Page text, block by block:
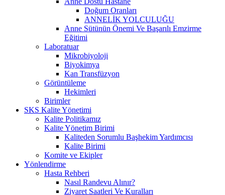
Doğum Oranları
ANNELİK YOLCULUĞU
Anne Sütünün Önemi Ve Başarılı Emzirme
Eğitimi
Laboratuar
Mikrobiyoloji
Biyokimya
Kan Transfüzyon
Görüntüleme
Hekimleri
Birimler
SKS Kalite Yönetimi
Kalite Politikamız
Kalite Yönetim Birimi
Kaliteden Sorumlu Başhekim Yardımcısı
Kalite Birimi
Komite ve Ekipler
Yönlendirme
Hasta Rehberi
Nasıl Randevu Alınır?
Ziyaret Saatleri Ve Kuralları